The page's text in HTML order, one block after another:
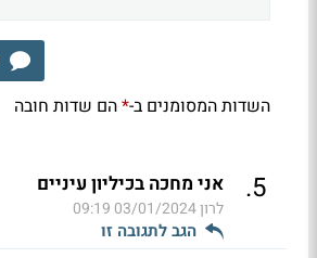
השדות המסומנים ב-*הם שדות חובה
5
. אני מחכה בכיליון עיניים
לרון03/01/2024 09:19
הגב לתגובה זו